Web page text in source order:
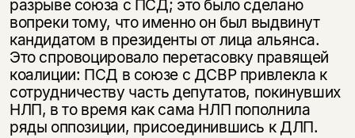
разрыве союза с ПСД; это было сделано
вопреки тому, что именно он был выдвинут
кандидатом в президенты от лица альянса.
Это спровоцировало перетасовку правящей
коалиции: ПСД в союзе с ДСВР привлекла к
сотрудничеству часть депутатов, покинувших
НЛП, в то время как сама НЛП пополнила
ряды оппозиции, присоединившись к ДЛП.